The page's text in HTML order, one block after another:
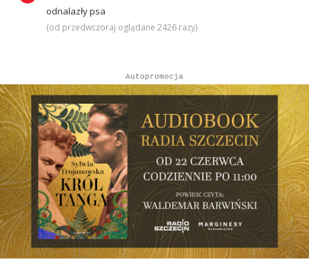
odnalazły psa
(od przedwczoraj oglądane 2426 razy)
Autopromocja